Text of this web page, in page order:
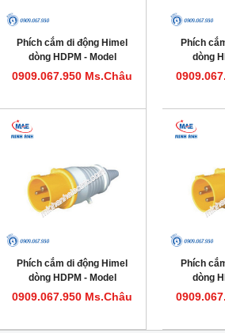
Phích cắm di động Himel
dòng HDPM - Model
HDPM432IP44
0909.067.950 Ms.Châu
Phích
dòng
Phích cắm di động Himel
dòng HDPM - Model
HDPM332IP441
0909.067.950 Ms.Châu
Phích
dòng